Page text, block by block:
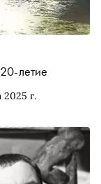
2025 г.
летие